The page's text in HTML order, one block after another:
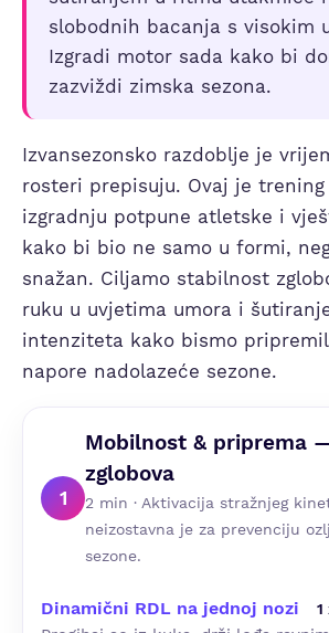
slobodnih bacanja s visokim
Izgradi motor sada kako bi
zazviždi zimska sezona.
Izvansezonsko razdoblje je
rosteri prepisuju. Ovaj je
izgradnju potpune atletske i
kako bi bio ne samo u formi,
snažan. Ciljamo stabilnost
ruku u uvjetima umora i
intenziteta kako bismo
napore nadolazeće sezone.
1
Mobilnost & priprema
zglobova
2 min · Aktivacija stražnjeg
neizostavna je za prevenciju
sezone.
Dinamični RDL na jednoj nozi 1